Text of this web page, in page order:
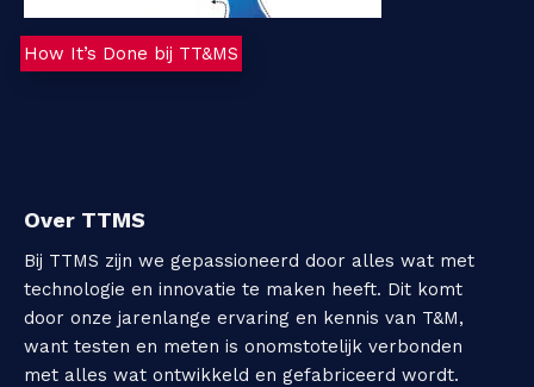
a
cHow It’s Done bij TT&MS
Over TTMS
Bij TTMS zijn we gepassioneerd door alles wat met
technologie en innovatie te maken heeft. Dit komt
door onze jarenlange ervaring en kennis van T&M,
want testen en meten is onomstotelijk verbonden
met alles wat ontwikkeld en gefabriceerd wordt.